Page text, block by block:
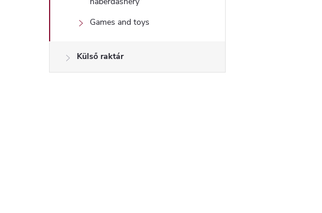
Games and toys
Külső raktár